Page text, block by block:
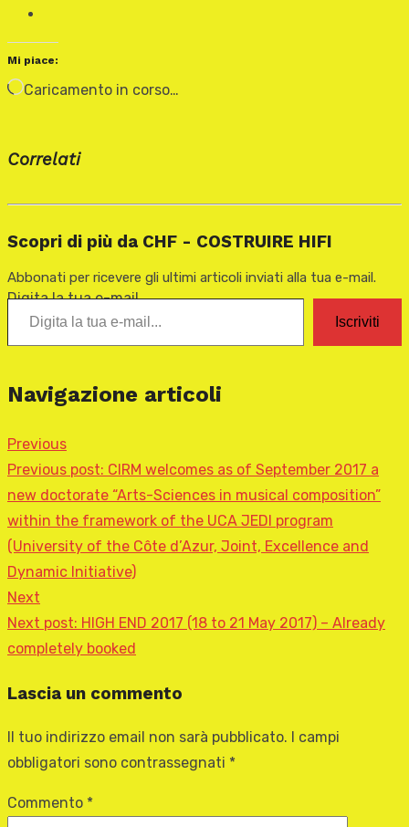
Mi piace:
Caricamento in corso…
Correlati
Scopri di più da CHF - COSTRUIRE HIFI
Abbonati per ricevere gli ultimi articoli inviati alla tua e-mail.
Digita la tua e-mail...
Iscriviti
Navigazione articoli
Previous
Previous post: CIRM welcomes as of September 2017 a
new doctorate “Arts-Sciences in musical composition”
within the framework of the UCA JEDI program
(University of the Côte d’Azur, Joint, Excellence and
Dynamic Initiative)
Next
Next post: HIGH END 2017 (18 to 21 May 2017) – Already
completely booked
Lascia un commento
Il tuo indirizzo email non sarà pubblicato.
I campi
obbligatori sono contrassegnati *
Commento *